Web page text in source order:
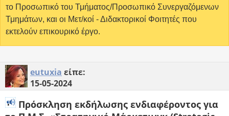
το Προσωπικό του Τμήματος/Προσωπικό Συνεργαζόμενων
Τμημάτων, και οι Μετ/κοί - Διδακτορικοί Φοιτητές που
εκτελούν επικουρικό έργο.
eutuxia είπε:
15-05-2024
Πρόσκληση εκδήλωσης ενδιαφέροντος για